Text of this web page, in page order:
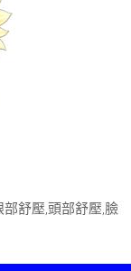
舒壓,頭部舒壓,臉